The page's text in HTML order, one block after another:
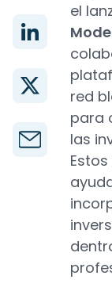
el
red
para
las